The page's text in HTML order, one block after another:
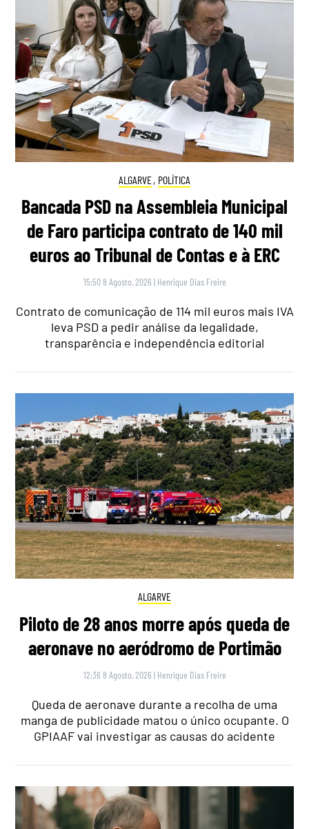
ALGARVE, POLÍTICA
Bancada PSD na Assembleia Municipal
de Faro participa contrato de 140 mil
euros ao Tribunal de Contas e à ERC
15:50 8 Agosto, 2026 | Henrique Dias Freire
Contrato de comunicação de 114 mil euros mais IVA
leva PSD a pedir análise da legalidade,
transparência e independência editorial
ALGARVE
Piloto de 28 anos morre após queda de
aeronave no aeródromo de Portimão
12:36 8 Agosto, 2026 | Henrique Dias Freire
Queda de aeronave durante a recolha de uma
manga de publicidade matou o único ocupante. O
GPIAAF vai investigar as causas do acidente